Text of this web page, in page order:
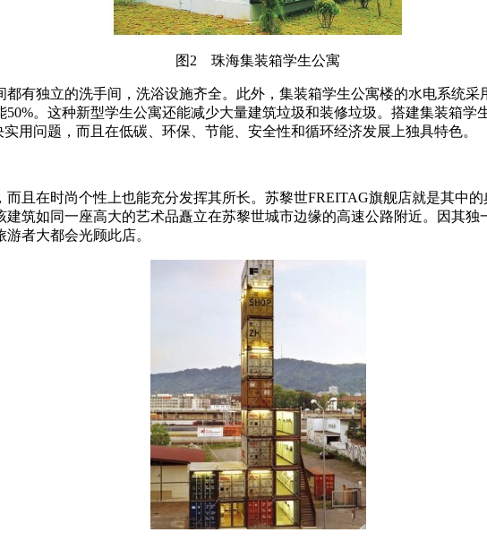
图2 珠海集装箱学生公寓
有独立的洗手间，洗浴设施齐全。此外，集装箱学生公寓楼的水电系统
。这种新型学生公寓还能减少大量建筑垃圾和装修垃圾。搭建集装箱学
用问题，而且在低碳、环保、节能、安全性和循环经济发展上独具特色。
且在时尚个性上也能充分发挥其所长。苏黎世FREITAG旗舰店就是其中
筑如同一座高大的艺术品矗立在苏黎世城市边缘的高速公路附近。因其
者大都会光顾此店。